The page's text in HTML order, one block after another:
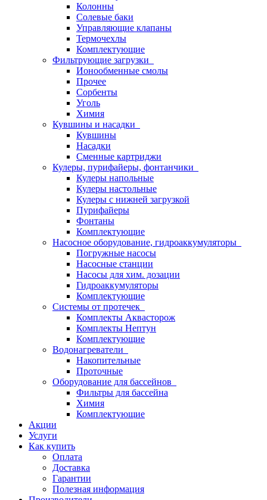
Колонны
Солевые баки
Управляющие клапаны
Термочехлы
Комплектующие
Фильтрующие загрузки
Ионообменные смолы
Прочее
Сорбенты
Уголь
Химия
Кувшины и насадки
Кувшины
Насадки
Сменные картриджи
Кулеры, пурифайеры, фонтанчики
Кулеры напольные
Кулеры настольные
Кулеры с нижней загрузкой
Пурифайеры
Фонтаны
Комплектующие
Насосное оборудование, гидроаккумуляторы
Погружные насосы
Насосные станции
Насосы для хим. дозации
Гидроаккумуляторы
Комплектующие
Системы от протечек
Комплекты Аквасторож
Комплекты Нептун
Комплектующие
Водонагреватели
Накопительные
Проточные
Оборудование для бассейнов
Фильтры для бассейна
Химия
Комплектующие
Акции
Услуги
Как купить
Оплата
Доставка
Гарантии
Полезная информация